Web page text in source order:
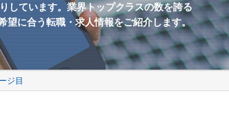
しています。業界トップクラスの数を誇る
望に合う転職・求人情報をご紹介します。
ジ目
ゲームプランナー
英語を活かす
土日休み